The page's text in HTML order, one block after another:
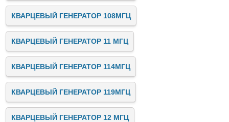
КВАРЦЕВЫЙ ГЕНЕРАТОР 108МГЦ
КВАРЦЕВЫЙ ГЕНЕРАТОР 11 МГЦ
КВАРЦЕВЫЙ ГЕНЕРАТОР 114МГЦ
КВАРЦЕВЫЙ ГЕНЕРАТОР 119МГЦ
КВАРЦЕВЫЙ ГЕНЕРАТОР 12 МГЦ